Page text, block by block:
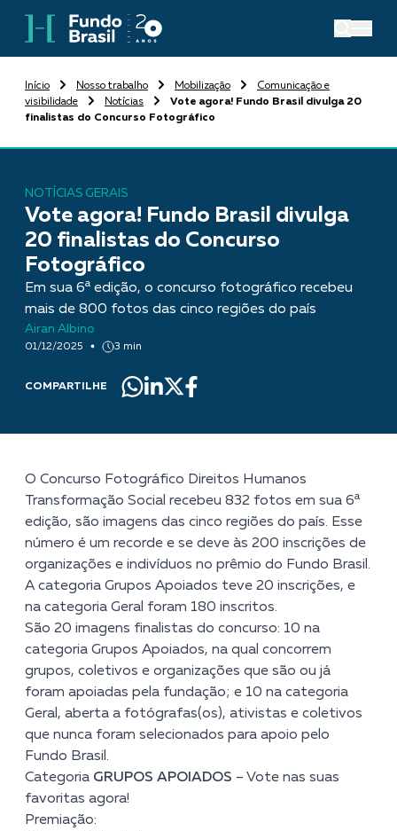
Início Nosso trabalho Mobilização
Comunicação e
visibilidade
Notícias
Vote agora! Fundo Brasil divulga 20
finalistas do Concurso Fotográfico
NOTÍCIAS GERAIS
Vote agora! Fundo Brasil divulga
20 finalistas do Concurso
Fotográfico
Em sua 6ª edição, o concurso fotográfico recebeu
mais de 800 fotos das cinco regiões do país
Airan Albino
01/12/2025 3 min
COMPARTILHE
O Concurso Fotográfico Direitos Humanos
Transformação Social recebeu 832 fotos em sua 6ª
edição, são imagens das cinco regiões do país. Esse
número é um recorde e se deve às 200 inscrições de
organizações e indivíduos no prêmio do Fundo Brasil.
A categoria Grupos Apoiados teve 20 inscrições, e
na categoria Geral foram 180 inscritos.
São 20 imagens finalistas do concurso: 10 na
categoria Grupos Apoiados, na qual concorrem
grupos, coletivos e organizações que são ou já
foram apoiadas pela fundação; e 10 na categoria
Geral, aberta a fotógrafas(os), ativistas e coletivos
que nunca foram selecionados para apoio pelo
Fundo Brasil.
Categoria GRUPOS APOIADOS – Vote nas suas
favoritas agora!
Premiação: